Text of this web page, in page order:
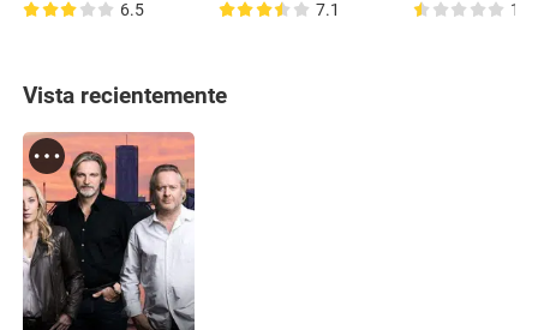
6.5 7.1 1.9
Vista recientemente